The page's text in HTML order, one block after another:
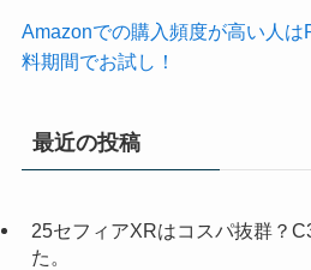
Amazonでの購入頻度が高い人
料期間でお試し！
最近の投稿
25セフィアXRはコスパ抜群？
た。